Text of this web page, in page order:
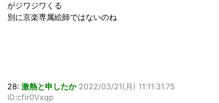
がジワジワくる
別に京楽専属絵師ではないのね
28: 激熱と申したか 2022/03/21(月) 11:11:31.75
ID:cfir0Vxqp